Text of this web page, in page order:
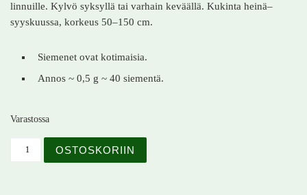
linnuille. Kylvö syksyllä tai varhain keväällä. Kukinta heinä–
syyskuussa, korkeus 50–150 cm.
Siemenet ovat kotimaisia.
Annos ~ 0,5 g ~ 40 siementä.
Varastossa
OSTOSKORIIN